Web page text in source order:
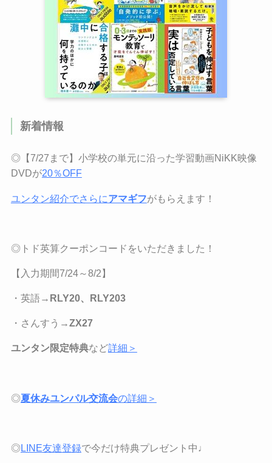
新着情報
◎【7/27まで】小学校の単元に沿った学習動画NiKK映像
DVDが20％OFF
ユンタン紹介でさらにアマギフがもらえます！
◎トド英算クーポンコードをいただきました！
【 入力期間7/24～8/2】
・英語→ RLY20、RLY203
・さんすう→ZX27
ユンタン限定特典など詳細＞
◎夏休みユンパル交流会の詳細＞
◎LINE友達登録で今だけ特典プレゼント中♩